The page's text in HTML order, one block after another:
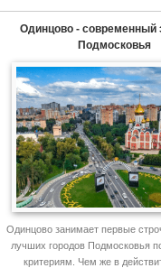
Одинцово - современный
Подмосковья
Одинцово занимает первые
лучших городов Подмосковья
критериям. Чем же в